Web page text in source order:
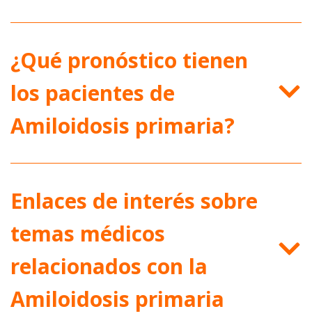
¿Qué pronóstico tienen
los pacientes de
Amiloidosis primaria?
Enlaces de interés sobre
temas médicos
relacionados con la
Amiloidosis primaria